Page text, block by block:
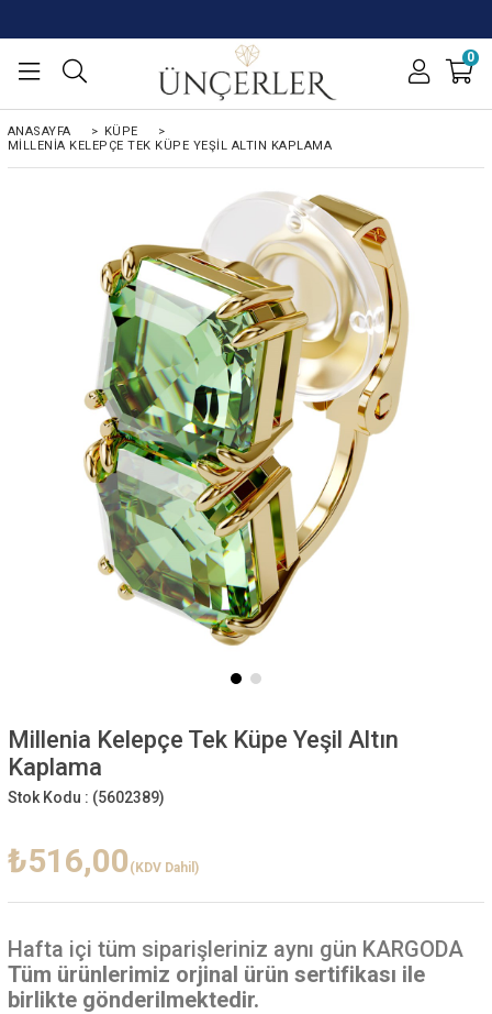
0
ANASAYFA > KÜPE
>
MILLENIA KELEPÇE TEK KÜPE YEŞIL ALTIN KAPLAMA
Millenia Kelepçe Tek Küpe Yeşil Altın
Kaplama
Stok Kodu : (5602389)
₺516,00 (KDV Dahil)
Hafta içi tüm siparişleriniz aynı gün KARGODA
Tüm ürünlerimiz orjinal ürün sertifikası ile
birlikte gönderilmektedir.